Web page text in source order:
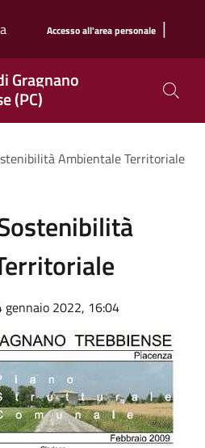
Accesso all'area personale |
Gragnano
(PC)
Ambientale Territoriale
gennaio 2022, 16:04